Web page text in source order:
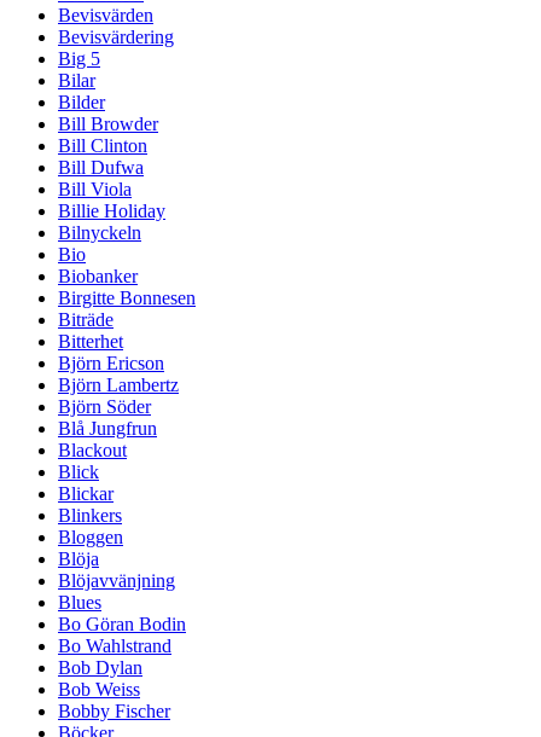
Bevisvärden
Bevisvärdering
Big 5
Bilar
Bilder
Bill Browder
Bill Clinton
Bill Dufwa
Bill Viola
Billie Holiday
Bilnyckeln
Bio
Biobanker
Birgitte Bonnesen
Biträde
Bitterhet
Björn Ericson
Björn Lambertz
Björn Söder
Blå Jungfrun
Blackout
Blick
Blickar
Blinkers
Bloggen
Blöja
Blöjavvänjning
Blues
Bo Göran Bodin
Bo Wahlstrand
Bob Dylan
Bob Weiss
Bobby Fischer
Böcker